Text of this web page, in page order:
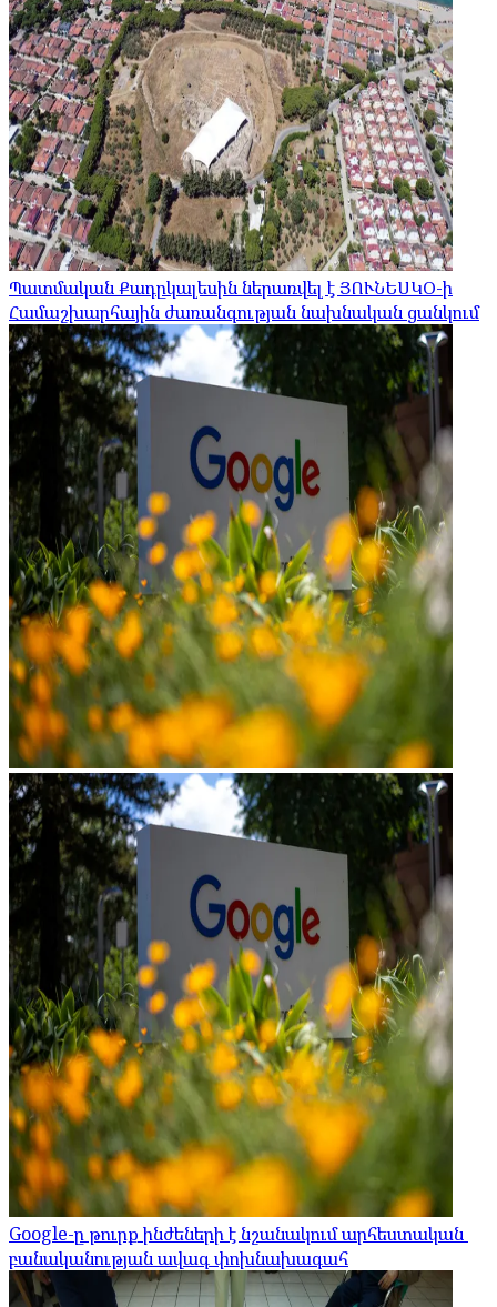
Պատմական Քադըկալեսին ներառվել է ՅՈՒՆԵՍԿՕ-ի
Համաշխարհային ժառանգության նախնական ցանկում
Google-ը թուրք ինժեների է նշանակում արհեստական ​​
բանականության ավագ փոխնախագահ